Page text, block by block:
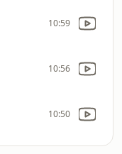
10:59
10:56
10:50